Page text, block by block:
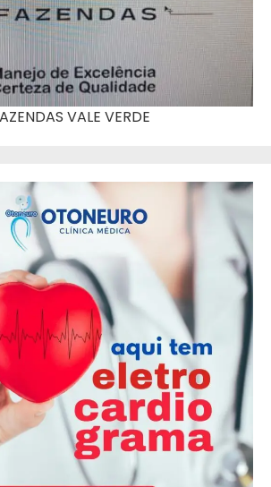
VALE VERDE